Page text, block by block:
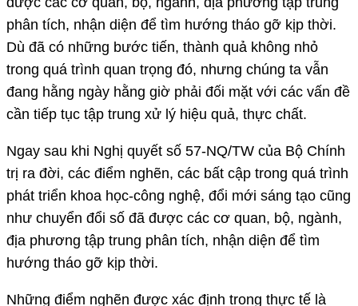
phân tích, nhận diện để tìm hướng tháo gỡ kịp thời.
Dù đã có những bước tiến, thành quả không nhỏ
trong quá trình quan trọng đó, nhưng chúng ta vẫn
đang hằng ngày hằng giờ phải đối mặt với các vấn đề
cần tiếp tục tập trung xử lý hiệu quả, thực chất.
Ngay sau khi Nghị quyết số 57-NQ/TW của Bộ Chính
trị ra đời, các điểm nghẽn, các bất cập trong quá trình
phát triển khoa học-công nghệ, đổi mới sáng tạo cũng
như chuyển đổi số đã được các cơ quan, bộ, ngành,
địa phương tập trung phân tích, nhận diện để tìm
hướng tháo gỡ kịp thời.
Những điểm nghẽn được xác định trong thực tế là